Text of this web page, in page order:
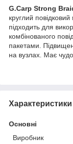
G.Сarp Strong
круглий
підходить для
комбінованого
пакетами.
на вузлах. Має
Характеристики
Основні
Виробник